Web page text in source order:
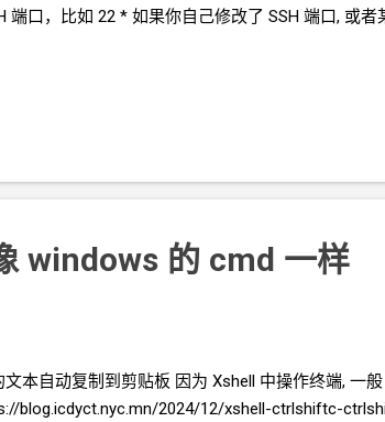
端口，比如 22 * 如果你自己修改了 SSH 端口, 或者
中断. ======== 对于你只
《Xshell 设置 Ctrl+Shift+C 为复制功能
windows 的 cmd 一样
文本自动复制到剪贴板 因为 Xshell 中操作终端, 一
blog.icdyct.nyc.mn/2024/12/xshell-ctrlshiftc-